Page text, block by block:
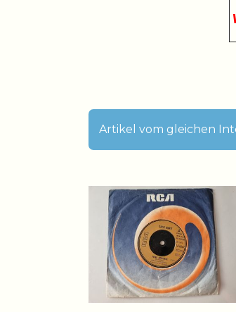
Artikel vom gleichen